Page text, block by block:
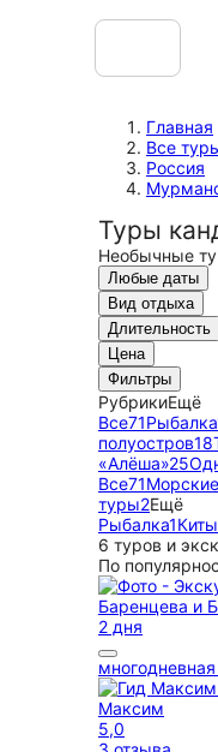
Главная
Все
Россия
Туры
Необычные
Любые даты
Вид отдыха
Длительность
Цена
Фильтры
РубрикиЕщё
Все71Рыбалка
полуостров18
«Алёша»25
Все71
туры2Ещё
Рыбалка1Киты
6 туров и
По
2 дня
Максим
5,0